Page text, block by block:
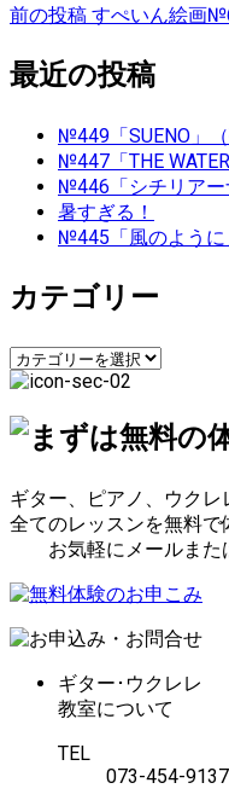
投
稿
ナ
ビ
ゲ
シ
ョ
ン
前の投稿 すぺいん絵画
最近の投稿
№449「SUENO」（
№447「THE WATER
№446「シチリアー
暑すぎる！
№445「風のように
カテゴリー
カ
テ
リ
ギター、ピアノ、ウクレ
全てのレッスンを無料で
お気軽にメールまた
ギター･ウクレレ
教室について
TEL
073-454-9137